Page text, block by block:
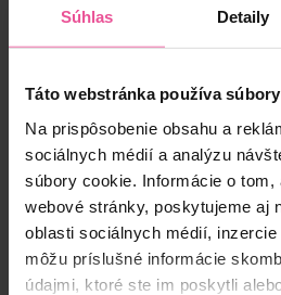
Súhlas Detaily
Táto webstránka používa
Na prispôsobenie obsahu a
sociálnych médií a analýzu
súbory cookie. Informácie o tom,
webové stránky, poskytujeme aj
oblasti sociálnych médií,
môžu príslušné informácie
údajmi, ktoré ste im poskytli